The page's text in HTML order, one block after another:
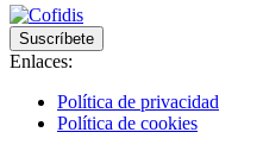
Suscríbete
Enlaces:
Política de privacidad
Política de cookies